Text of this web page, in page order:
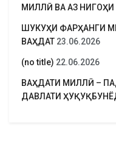
МИЛЛӢ ВА АЗ
ШУКУҲИ ФАРҲАНГИ
ВАҲДАТ 23.06.2026
(no title) 22.06.2026
ВАҲДАТИ МИЛЛӢ –
ДАВЛАТИ